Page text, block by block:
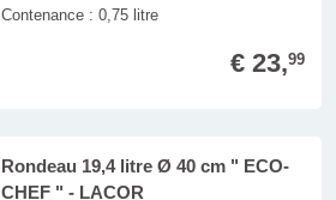
Contenance : 0,75 litre
€ 23,99
Rondeau 19,4 litre Ø 40 cm " ECO-
CHEF " - LACOR